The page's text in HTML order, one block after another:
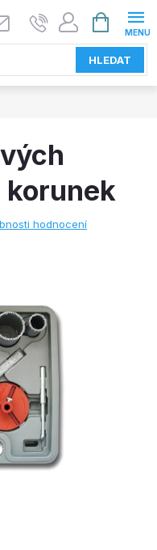
HLEDAT
NÁKUPNÍ
KOŠÍK
hodnocení